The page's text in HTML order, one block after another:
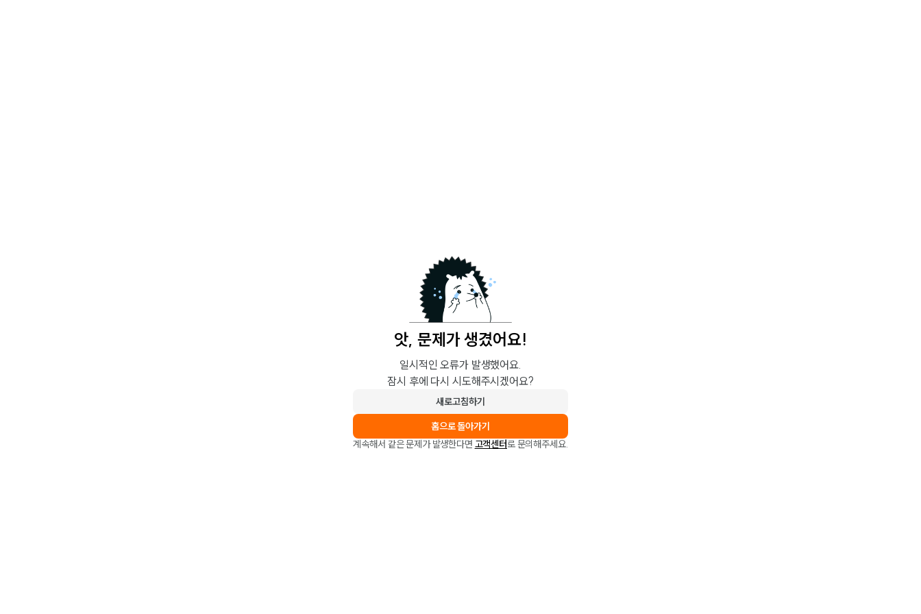
앗, 문제가 생겼어요!
일시적인 오류가 발생했어요.
잠시 후에 다시 시도해주시겠어요?
새로고침하기
홈으로 돌아가기
계속해서 같은 문제가 발생한다면 고객센터로 문의해주세요.